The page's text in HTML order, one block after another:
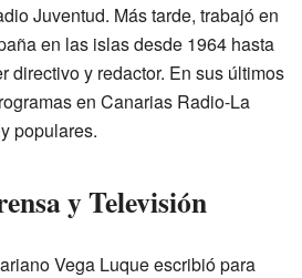
Juventud. Más tarde, trabajó en
en las islas desde 1964 hasta
directivo y redactor. En sus últimos
en Canarias Radio-La
populares.
y Televisión
Vega Luque escribió para